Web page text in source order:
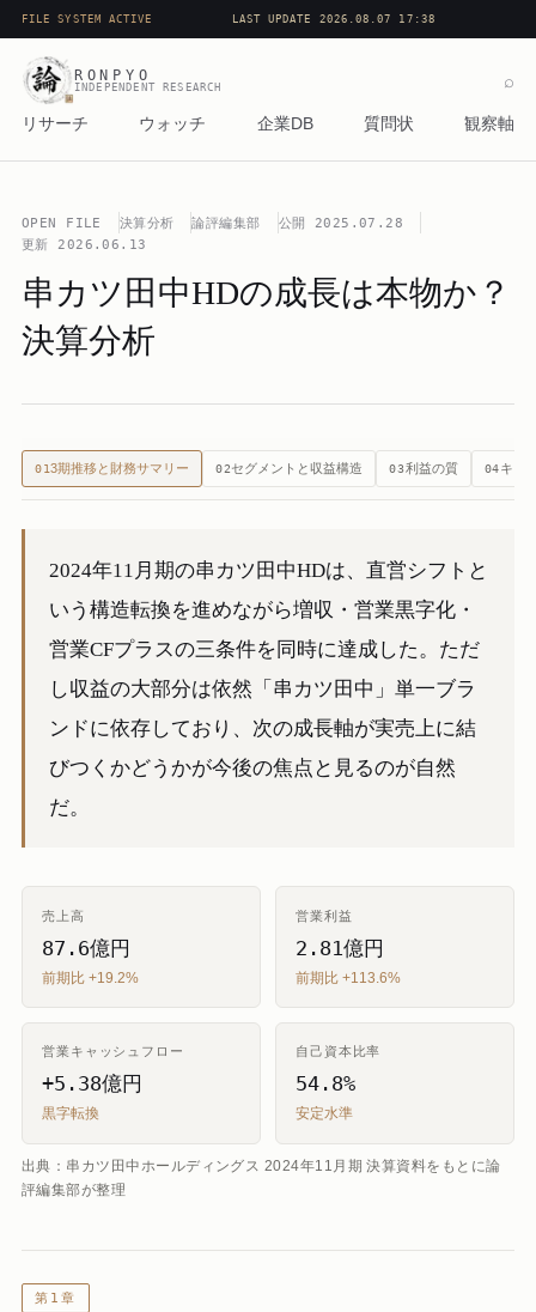
FILE SYSTEM ACTIVE LAST UPDATE 2026.08.07 17:38
RONPYO
INDEPENDENT RESEARCH
リサーチ ウォッチ 企業DB 質問状 観察軸
⌕
OPEN FILE 決算分析 論評編集部 公開 2025.07.28
更新 2026.06.13
串カツ田中HDの成長は本物か？
決算分析
013期推移と財務サマリー 02セグメントと収益構造 03利益の質 04キャ
2024年11月期の串カツ田中HDは、直営シフトと
いう構造転換を進めながら増収・営業黒字化・
営業CFプラスの三条件を同時に達成した。ただ
し収益の大部分は依然「串カツ田中」単一ブラ
ンドに依存しており、次の成長軸が実売上に結
びつくかどうかが今後の焦点と見るのが自然
だ。
売上高
87.6億円
前期比 +19.2%
営業利益
2.81億円
前期比 +113.6%
営業キャッシュフロー
+5.38億円
黒字転換
自己資本比率
54.8%
安定水準
出典：串カツ田中ホールディングス 2024年11月期 決算資料をもとに論
評編集部が整理
第1章